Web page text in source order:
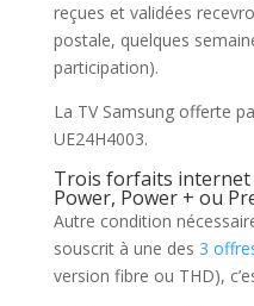
reçues et validées
postale, quelques
participation).
La TV Samsung offerte
UE24H4003.
Trois forfaits internet
Power, Power + ou
Autre condition
souscrit à une des 3
version fibre ou THD),